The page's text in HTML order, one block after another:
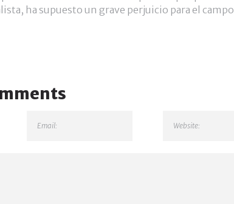
ha supuesto un grave perjuicio para el campo